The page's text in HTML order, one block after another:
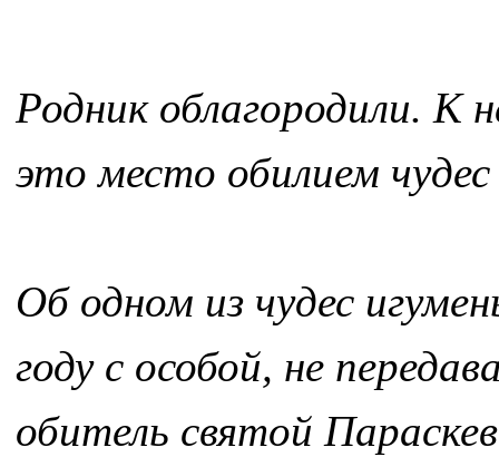
Родник облагородили. К
это место обилием чудес
Об одном из чудес
году с особой, не
обитель святой